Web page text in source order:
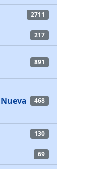
2711
217
891
Nueva
468
130
69